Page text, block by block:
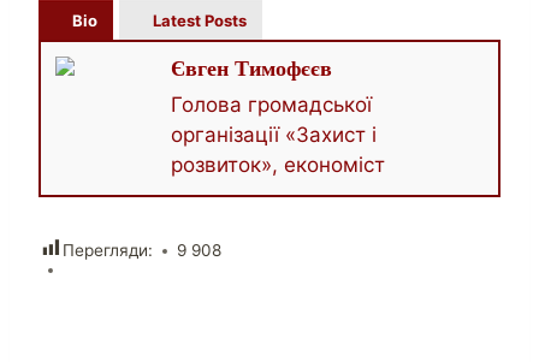
Bio Latest Posts
Євген Тимофєєв
Голова громадської
організації «Захист і
розвиток», економіст
Перегляди: 9 908